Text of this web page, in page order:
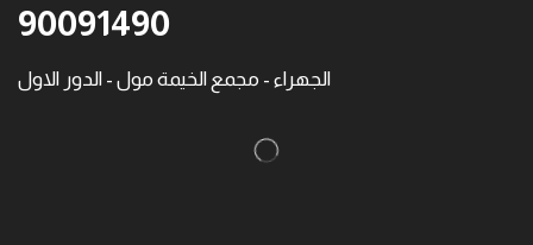
90091490
الجهراء - مجمع الخيمة مول - الدور الاول